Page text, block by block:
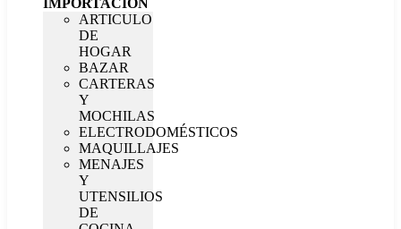
ARTICULO
DE
HOGAR
BAZAR
CARTERAS
Y
MOCHILAS
ELECTRODOMÉSTICOS
MAQUILLAJES
MENAJES
Y
UTENSILIOS
DE